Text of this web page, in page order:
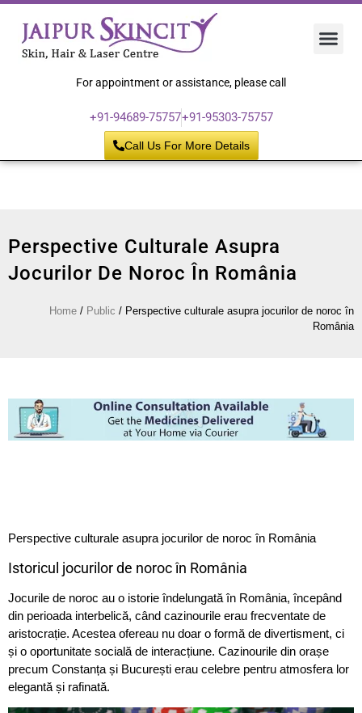
For appointment or assistance, please call
+91-94689-75757+91-95303-75757
Call Us For More Details
Perspective Culturale Asupra
Jocurilor De Noroc În România
Home / Public / Perspective culturale asupra jocurilor de noroc în
România
Perspective culturale asupra jocurilor de noroc în România
Istoricul jocurilor de noroc în România
Jocurile de noroc au o istorie îndelungată în România, începând
din perioada interbelică, când cazinourile erau frecventate de
aristocrație. Acestea ofereau nu doar o formă de divertisment, ci
și o oportunitate socială de interacțiune. Cazinourile din orașe
precum Constanța și București erau celebre pentru atmosfera lor
elegantă și rafinată.